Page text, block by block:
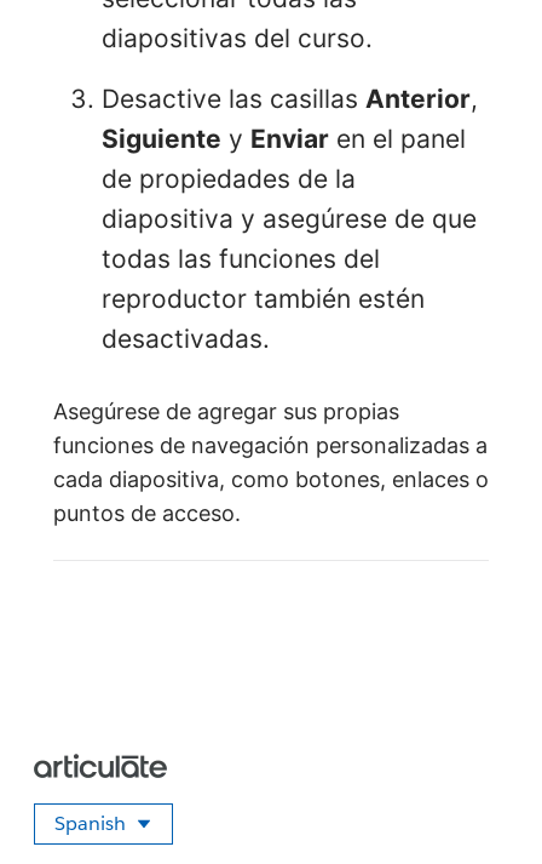
diapositivas del curso.
Desactive las casillas Anterior,
Siguiente y Enviar en el panel
de propiedades de la
diapositiva y asegúrese de que
todas las funciones del
reproductor también estén
desactivadas.
Asegúrese de agregar sus propias
funciones de navegación personalizadas a
cada diapositiva, como botones, enlaces o
puntos de acceso.
Spanish
Seleccione su idioma